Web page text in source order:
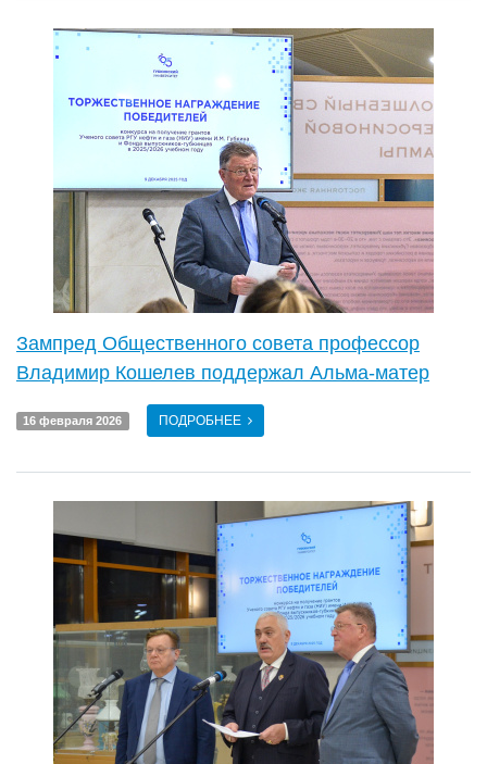
Зампред Общественного совета профессор
Владимир Кошелев поддержал Альма-матер
16 февраля 2026 ПОДРОБНЕЕ